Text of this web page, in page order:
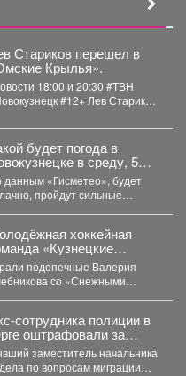
Стариков перешел в
Крылья».
18:00 и 20:30 #ТВН
#12+ Лев Стариков
будет погода в
в среду, 5
«Гисметео», будет
пройдут сильные
хоккейная
«Кузнецкие
с победы
на
турнире в
подопечные Валерия
со «Снежными
сотрудника полиции в
оштрафовали за
данных о
заместитель начальника
по вопросам миграции